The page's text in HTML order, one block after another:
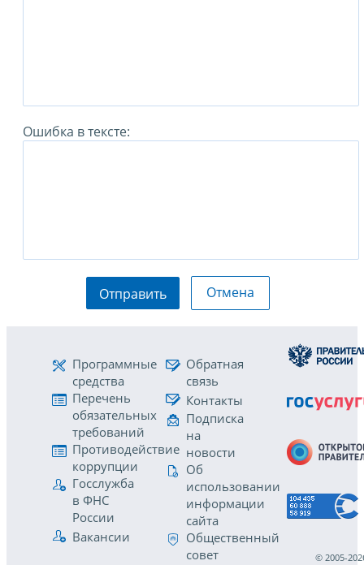
Ошибка в тексте:
Отправить Отмена
Программные
средства
Перечень
обязательных
требований
Противодействие
коррупции
Госслужба
в ФНС
России
Вакансии
Обратная
связь
Контакты
Подписка
на
новости
Об
использовании
информации
сайта
Общественный
совет
© 2005-